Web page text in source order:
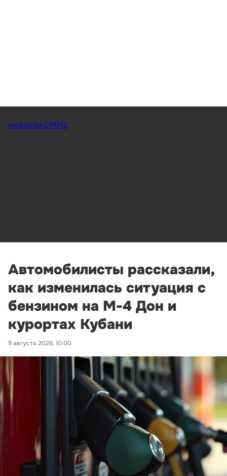
Новости СМИ2
Автомобилисты рассказали,
как изменилась ситуация с
бензином на М-4 Дон и
курортах Кубани
9 августа 2026, 10:00